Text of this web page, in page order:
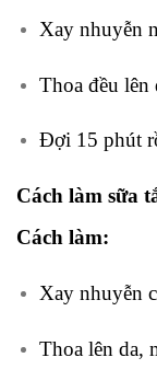
Xay nhuyễn
Thoa đều lên
Đợi 15 phút
Cách làm sữa
Cách làm:
Xay nhuyễn
Thoa lên da,